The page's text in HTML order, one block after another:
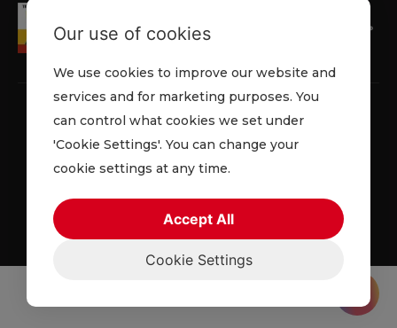
Política de privacidadCookies
© 2026 Lowe Rental. Todos los derechos reservados.
Our use of cookies
We use cookies to improve our website and
services and for marketing purposes. You
can control what cookies we set under
'Cookie Settings'. You can change your
cookie settings at any time.
Cookie Settings
Accept All